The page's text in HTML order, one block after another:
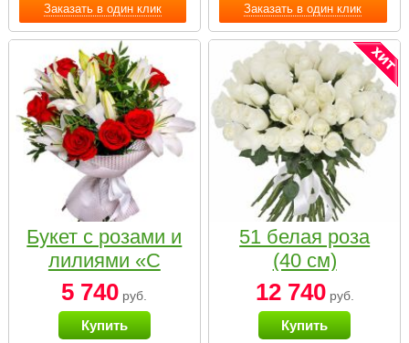
Заказать в один клик Заказать в один клик
Букет с розами и
лилиями «С
наилучшими
пожеланиями»
5 740 руб.
Купить
51 белая роза
(40 см)
12 740руб.
Купить